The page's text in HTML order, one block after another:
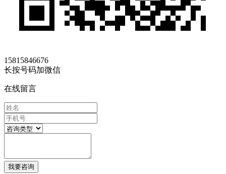
15815846676
长按号码加微信
在线留言
我要咨询